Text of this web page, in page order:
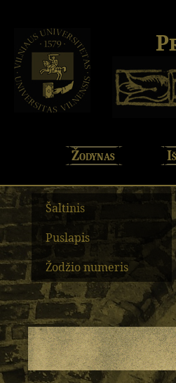
Žodynas
Šaltinis
Puslapis
Žodžio numeris